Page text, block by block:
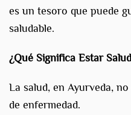
es un tesoro que puede
saludable.
¿Qué Significa Estar
La salud, en Ayurveda,
de enfermedad.